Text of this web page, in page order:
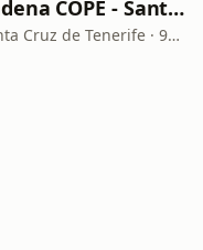
Cadena COPE - Santa Cruz de Tenerife
Santa Cruz de Tenerife · 97.1 FM - 882 AM